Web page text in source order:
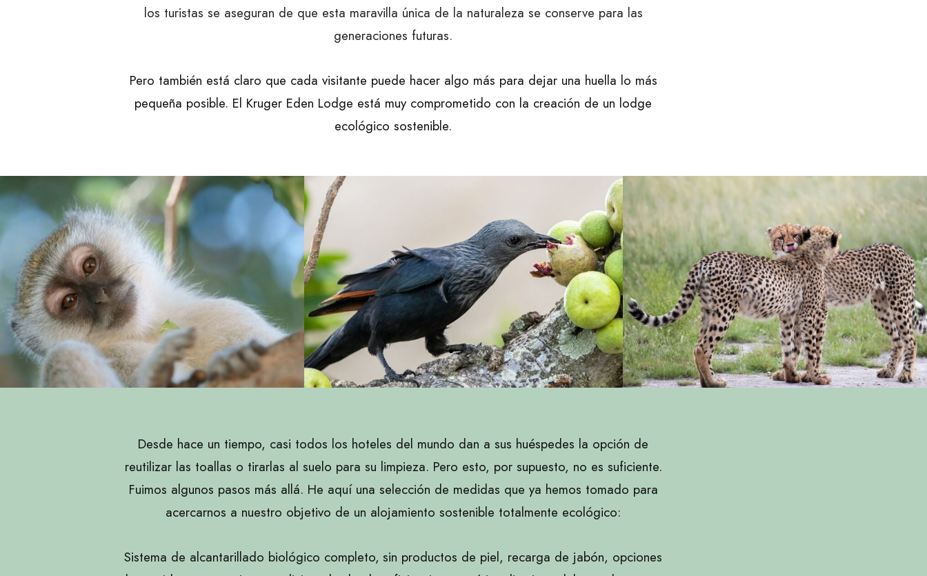
los turistas se aseguran de que esta maravilla única de la naturaleza se conserve para las
generaciones futuras.
Pero también está claro que cada visitante puede hacer algo más para dejar una huella lo más
pequeña posible. El Kruger Eden Lodge está muy comprometido con la creación de un lodge
ecológico sostenible.
Desde hace un tiempo, casi todos los hoteles del mundo dan a sus huéspedes la opción de
reutilizar las toallas o tirarlas al suelo para su limpieza. Pero esto, por supuesto, no es suficiente.
Fuimos algunos pasos más allá. He aquí una selección de medidas que ya hemos tomado para
acercarnos a nuestro objetivo de un alojamiento sostenible totalmente ecológico:
Sistema de alcantarillado biológico completo, sin productos de piel, recarga de jabón, opciones